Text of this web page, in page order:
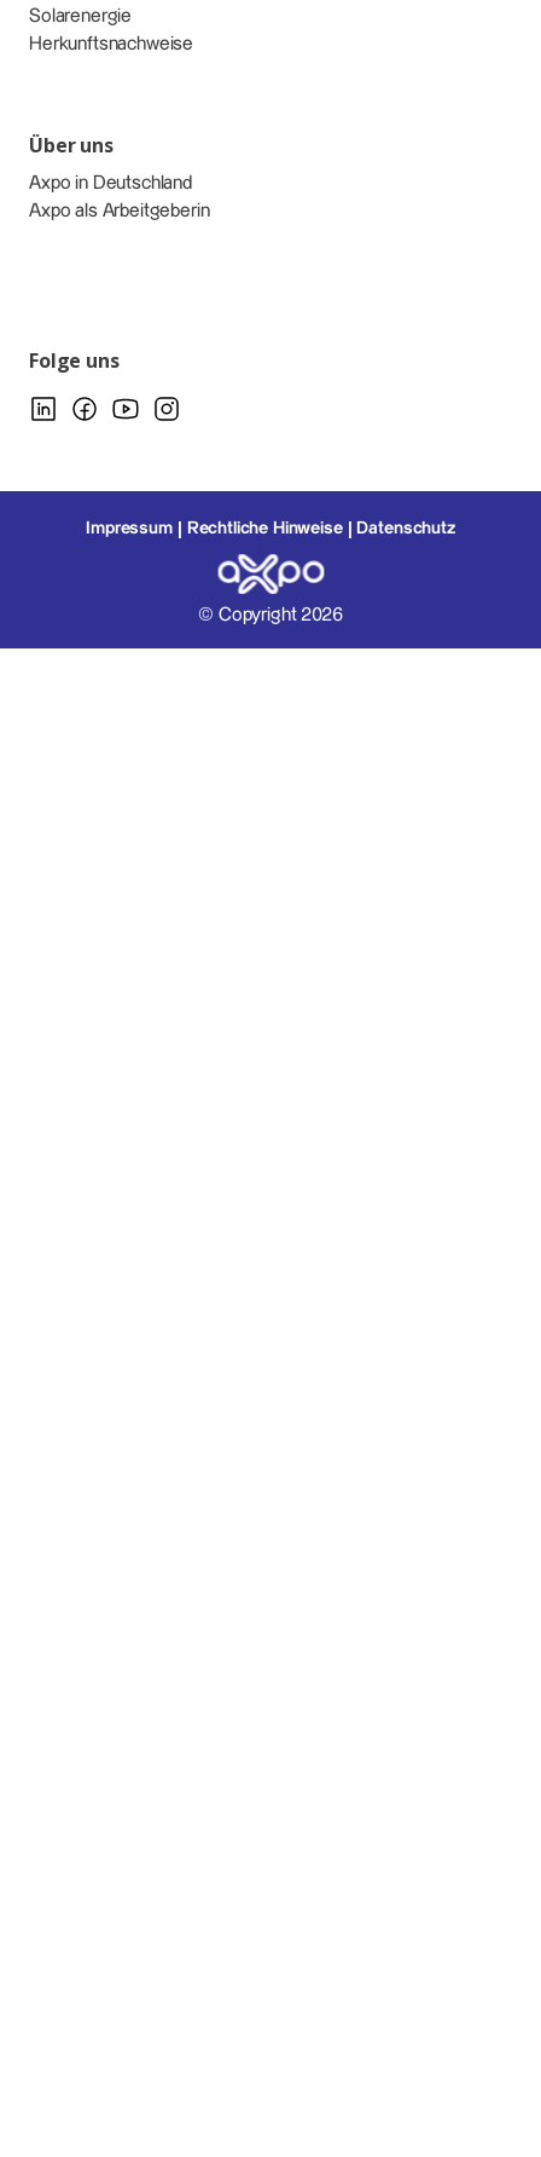
Solarenergie
Herkunftsnachweise
Über uns
Axpo in Deutschland
Axpo als Arbeitgeberin
Folge uns
Impressum Rechtliche Hinweise Datenschutz
© Copyright 2026